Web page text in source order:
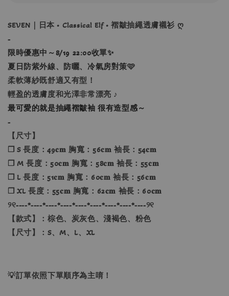
SEVEN｜日本 • Classical Elf • 褶皺抽繩透膚襯衫 ღ
-
限時優惠中～8/19 22:00收單✨
夏日防紫外線、防曬、冷氣房對策🩷
柔軟薄紗既舒適又有型！
輕盈的透膚度和光澤非常漂亮 ♪
最可愛的就是抽繩褶皺袖 很有造型感～
-
【尺寸】
❐ S 長度：49𝐜𝐦 胸寬：56𝐜𝐦 袖長：54𝐜𝐦
❐ M 長度：50𝐜𝐦 胸寬：58𝐜𝐦 袖長：55𝐜𝐦
❐ L 長度：51𝐜𝐦 胸寬：60𝐜𝐦 袖長：56𝐜𝐦
❐ XL 長度：55𝐜𝐦 胸寬：62𝐜𝐦 袖長：60𝐜𝐦
୨୧----*----*----*----*----*----*----*----*----୨୧
【款式】：棕色、炭灰色、淺褐色、粉色
【尺寸】：S、M、L、XL
💡訂單依照下單順序為主唷！